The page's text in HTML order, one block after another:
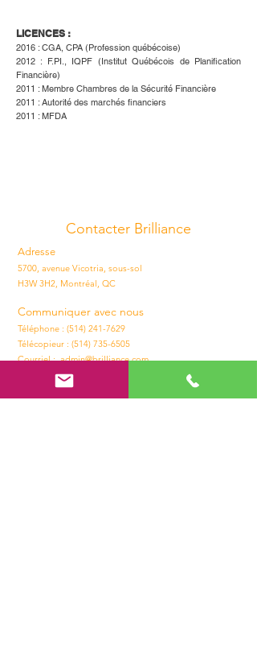
LICENCES :
2016 : CGA, CPA (Profession québécoise)
2012 : F.PI., IQPF (Institut Québécois de Planification
Financière)
2011 : Membre Chambres de la Sécurité Financière
2011 : Autorité des marchés financiers
2011 : MFDA
Contacter Brilliance
Adresse
5700, avenue Vicotria, sous-sol
H3W 3H2, Montréal, QC
Communiquer avec nous
Téléphone : (514) 241-7629
Télécopieur : (514) 735-6505
Courriel :admin@brilliance.com
Horaires d'ouvertures